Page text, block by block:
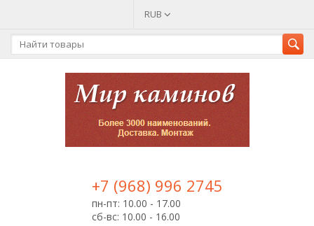
RUB
+7 (968) 996 2745
пн-пт: 10.00 - 17.00
сб-вс: 10.00 - 16.00